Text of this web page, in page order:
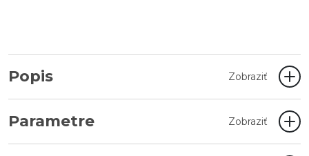
Popis Zobraziť
Parametre Zobraziť